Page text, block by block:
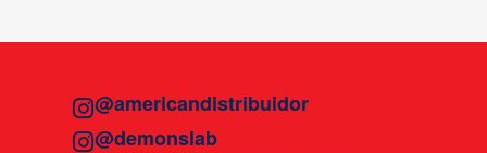
@americandistribuidor
@demonslab